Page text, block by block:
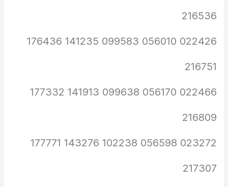
216536
022426 056010 099583 141235 176436
216751
022466 056170 099638 141913 177332
216809
023272 056598 102238 143276 177771
217307